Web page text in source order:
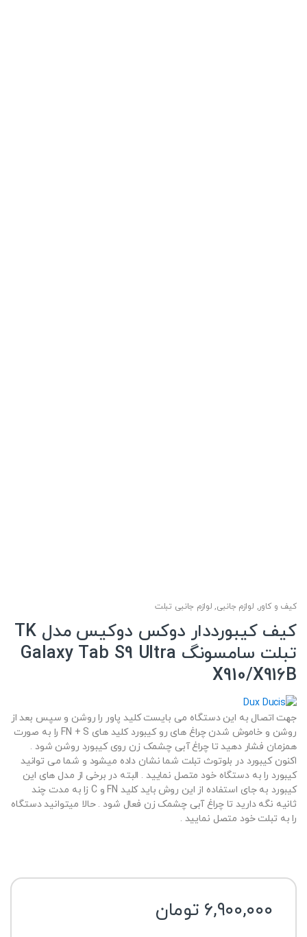
کیف و کاور, لوازم جانبی, لوازم جانبی تبلت
کیف کیبورددار دوکس دوکیس مدل TK
تبلت سامسونگ Galaxy Tab S9 Ultra
X910/X916B
جهت اتصال به این دستگاه می بایست کلید پاور را روشن و سپس بعد از
روشن و خاموش شدن چراغ های رو کیبورد کلید های FN + S را به صورت
همزمان فشار دهید تا چراغ آبی چشمک زن روی کیبورد روشن شود .
اکنون کیبورد در بلوتوث تبلت شما نشان داده میشود و شما می توانید
کیبورد را به دستگاه خود متصل نمایید . البته در برخی از مدل های این
کیبورد به جای استفاده از این روش باید کلید FN و C زا به مدت چند
ثانیه نگه دارید تا چراغ آبی چشمک زن فعال شود . حالا میتوانید دستگاه
را به تبلت خود متصل نمایید .
۶,۹۰۰,۰۰۰ تومان